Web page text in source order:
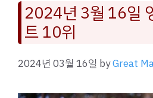
2024년 3월 16일
트 10위
2024년 03월 16일 byGreat